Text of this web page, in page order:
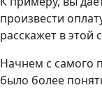
произвести
расскажет в этой
Начнем с самого
было более